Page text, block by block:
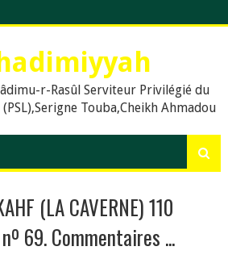
r-Rasûl Serviteur Privilégié du
Touba,Cheikh Ahmadou
(psl),,Dieu, La prière en islam,
prières quotidiennes, Le Khalife
sur le Coran, hadiths du Prophète
Sénégal, Usa, Dakar, Touba,
(LA CAVERNE) 110
69. Commentaires ...